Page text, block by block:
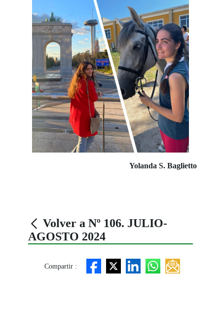
Yolanda S. Baglietto
Volver a Nº 106. JULIO-
AGOSTO 2024
Compartir :